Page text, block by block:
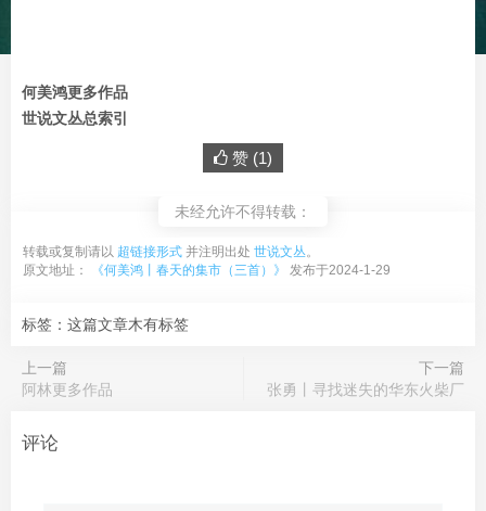
何美鸿更多作品
世说文丛总索引
赞 (1)
未经允许不得转载：
转载或复制请以 超链接形式 并注明出处 世说文丛。
原文地址：
《何美鸿丨春天的集市（三首）》 发布于2024-1-29
标签：这篇文章木有标签
上一篇
阿林更多作品
下一篇
张勇丨寻找迷失的华东火柴厂
评论